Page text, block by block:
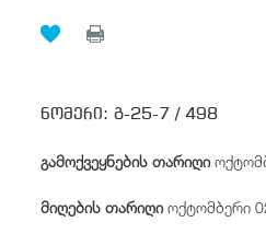
Eng / ქარ
ნომერი: გ-25-7 / 498
გამოქვეყნების თარიღი
მიღების თარიღიოქტომბერი